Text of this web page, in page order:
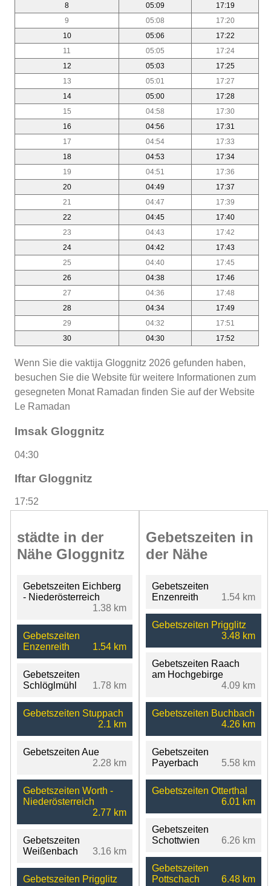
8
05:09
17:19
9
05:08
17:20
10
05:06
17:22
11
05:05
17:24
12
05:03
17:25
13
05:01
17:27
14
05:00
17:28
15
04:58
17:30
16
04:56
17:31
17
04:54
17:33
18
04:53
17:34
19
04:51
17:36
20
04:49
17:37
21
04:47
17:39
22
04:45
17:40
23
04:43
17:42
24
04:42
17:43
25
04:40
17:45
26
04:38
17:46
27
04:36
17:48
28
04:34
17:49
29
04:32
17:51
30
04:30 17:52
Wenn Sie die vaktija Gloggnitz 2026 gefunden haben,
besuchen Sie die Website für weitere Informationen zum
gesegneten Monat Ramadan finden Sie auf der Website
Le Ramadan
Imsak Gloggnitz
04:30
Iftar Gloggnitz
17:52
städte in der
Nähe Gloggnitz
Gebetszeiten Eichberg
- Niederösterreich
1.38 km
Gebetszeiten
Enzenreith
1.54 km
Gebetszeiten
Schlöglmühl
1.78 km
Gebetszeiten Stuppach
2.1 km
Gebetszeiten Aue
2.28 km
Gebetszeiten Worth -
Niederösterreich
2.77 km
Gebetszeiten
Weißenbach
3.16 km
Gebetszeiten Prigglitz
Gebetszeiten in
der Nähe
Gebetszeiten
Enzenreith
1.54 km
Gebetszeiten Prigglitz
3.48 km
Gebetszeiten Raach
am Hochgebirge
4.09 km
Gebetszeiten Buchbach
4.26 km
Gebetszeiten
Payerbach
5.58 km
Gebetszeiten Otterthal
6.01 km
Gebetszeiten
Schottwien
6.26 km
Gebetszeiten
Pottschach
6.48 km